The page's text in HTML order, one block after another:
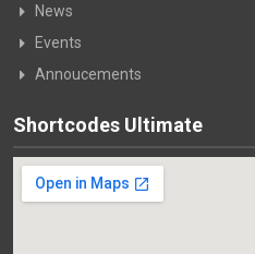
News
Events
Annoucements
Shortcodes Ultimate